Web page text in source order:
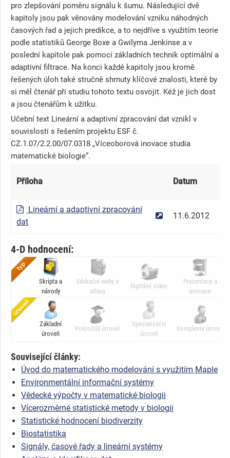
pro zlepšování poměru signálu k šumu. Následující dvě
kapitoly jsou pak věnovány modelování vzniku náhodných
časových řad a jejich predikce, a to nejdříve s využitím teorie
podle statistiků George Boxe a Gwilyma Jenkinse a v
poslední kapitole pak pomocí základních technik optimální a
adaptivní filtrace. Na konci každé kapitoly jsou kromě
řešených úloh také stručně shrnuty klíčové znalosti, které by
si měl čtenář při studiu tohoto textu osvojit. Kéž je jich dost
a jsou čtenářům k užitku.
Učební text Lineární a adaptivní zpracování dat vznikl v
souvislosti s řešením projektu ESF č.
CZ.1.07/2.2.00/07.0318 „Víceoborová inovace studia
matematické biologie“.
Příloha Datum
Lineární a adaptivní zpracování
dat
11.6.2012
4-D hodnocení:
Skripta a
návody
Edukační weby a
atlasy
Digitální video
Prezentace a
animace
Základní
úroveň
Pokročilá úroveň
Specializační
úroveň
Komplexní úroveň
Související články:
Úvod do matematického modelování s využitím Maple
Environmentální informační systémy
Vědecké výpočty v matematické biologii
Vícerozměrné statistické metody v biologii
Statistické hodnocení biodiverzity
Biostatistika
Signály, časové řady a lineární systémy